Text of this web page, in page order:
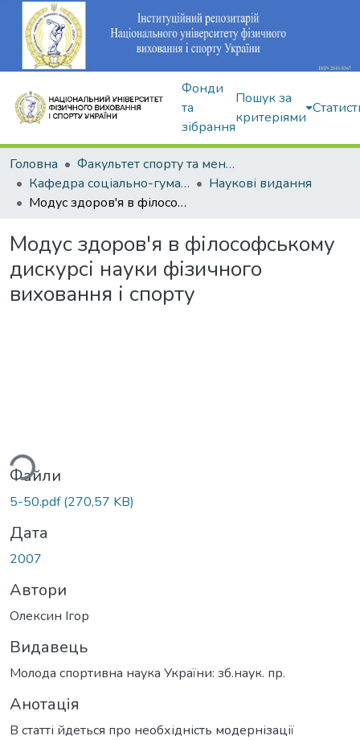
Фонди
та
зібрання
Пошук за
критеріями
Головна
Факультет спорту та менеджменту
Кафедра соціально-гуманітарних дисциплін
Наукові видання
Модус здоров'я в філософському дискурсі науки фізичного виховання і спорту
Модус здоров'я в філософському
дискурсі науки фізичного
виховання і спорту
Файли
5-50.pdf(270,57 KB)
Дата
2007
Автори
Олексин Ігор
Видавець
Молода спортивна наука України: зб.наук. пр.
Анотація
В статті йдеться про необхідність модернізації